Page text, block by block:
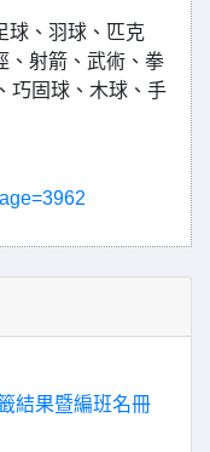
球、羽球、匹克
、射箭、武術、拳
巧固球、木球、手
結果暨編班名冊